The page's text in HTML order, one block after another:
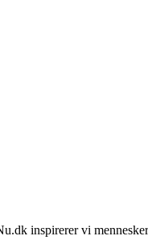
inspirerer vi